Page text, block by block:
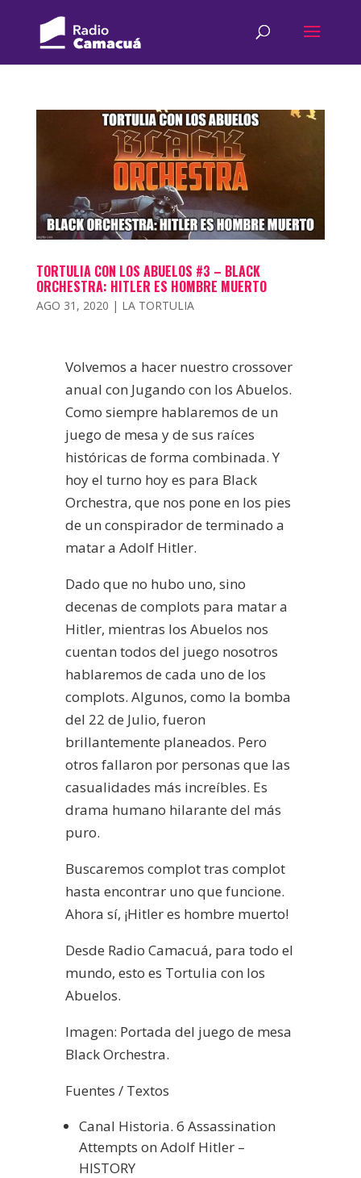
TORTULIA CON LOS ABUELOS #3 – BLACK
ORCHESTRA: HITLER ES HOMBRE MUERTO
AGO 31, 2020 | LA TORTULIA
Volvemos a hacer nuestro crossover
anual con Jugando con los Abuelos.
Como siempre hablaremos de un
juego de mesa y de sus raíces
históricas de forma combinada. Y
hoy el turno hoy es para Black
Orchestra, que nos pone en los pies
de un conspirador de terminado a
matar a Adolf Hitler.
Dado que no hubo uno, sino
decenas de complots para matar a
Hitler, mientras los Abuelos nos
cuentan todos del juego nosotros
hablaremos de cada uno de los
complots. Algunos, como la bomba
del 22 de Julio, fueron
brillantemente planeados. Pero
otros fallaron por personas que las
casualidades más increíbles. Es
drama humano hilarante del más
puro.
Buscaremos complot tras complot
hasta encontrar uno que funcione.
Ahora sí, ¡Hitler es hombre muerto!
Desde Radio Camacuá, para todo el
mundo, esto es Tortulia con los
Abuelos.
Imagen: Portada del juego de mesa
Black Orchestra.
Fuentes / Textos
Canal Historia. 6 Assassination
Attempts on Adolf Hitler –
HISTORY